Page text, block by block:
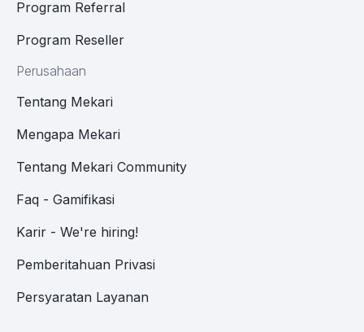
Program Referral
Program Reseller
Perusahaan
Tentang Mekari
Mengapa Mekari
Tentang Mekari Community
Faq - Gamifikasi
Karir - We're hiring!
Pemberitahuan Privasi
Persyaratan Layanan